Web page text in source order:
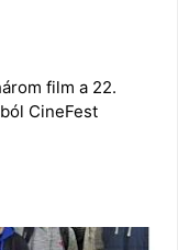
film a 22.
CineFest